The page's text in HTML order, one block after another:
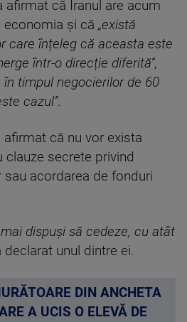
afirmat că Iranul are acum
economia și că „există
care înțeleg că aceasta este
într-o direcție diferită”,
în timpul negocierilor de 60
cazul”.
că nu vor exista
clauze secrete privind
acordarea de fonduri
dispuși să cedeze, cu atât
declarat unul dintre ei.
DIN ANCHETA
A UCIS O ELEVĂ DE